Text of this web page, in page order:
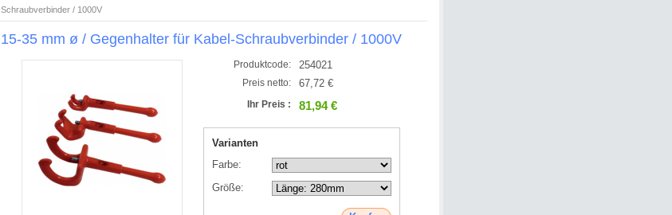
Schraubverbinder / 1000V
15-35 mm ø / Gegenhalter für Kabel-Schraubverbinder / 1000V
Produktcode: 254021
Preis netto: 67,72 €
Ihr Preis : 81,94 €
Varianten
Farbe:
Größe: